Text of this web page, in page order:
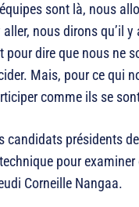
sont là, nous
nous dirons qu’il
pour dire que nous ne
Mais, pour ce qui
comme ils se
candidats présidents
pour
Corneille Nangaa.